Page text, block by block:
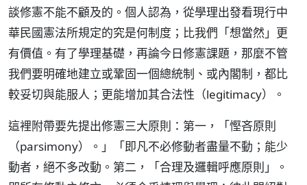
談修憲不能不顧及的。個人認為，從學理出發看現行中
華民國憲法所規定的究是何制度；比我們「想當然」更
有價值。有了學理基礎，再論今日修憲課題，那麼不管
我們要明確地建立或鞏固一個總統制、或內閣制，都比
較妥切與能服人；更能增加其合法性（legitimacy）。
這裡附帶要先提出修憲三大原則：第一，「慳吝原則
（parsimony）。」「即凡不必修動者盡量不動；能少
動者，絕不多改動。第二，「合理及邏輯呼應原則」。